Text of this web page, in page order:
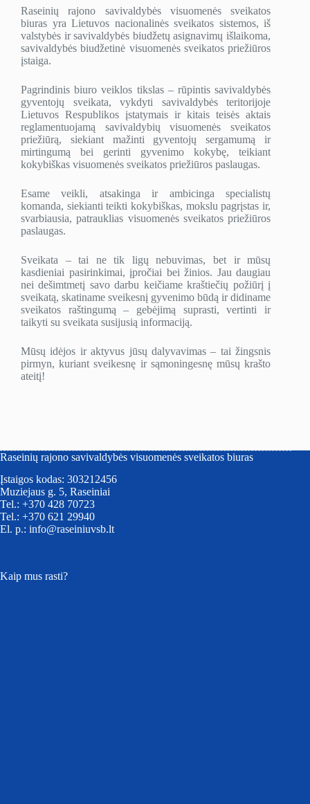
Raseinių rajono savivaldybės visuomenės sveikatos
biuras yra Lietuvos nacionalinės sveikatos sistemos, iš
valstybės ir savivaldybės biudžetų asignavimų išlaikoma,
savivaldybės biudžetinė visuomenės sveikatos priežiūros
įstaiga.
Pagrindinis biuro veiklos tikslas – rūpintis savivaldybės
gyventojų sveikata, vykdyti savivaldybės teritorijoje
Lietuvos Respublikos įstatymais ir kitais teisės aktais
reglamentuojamą savivaldybių visuomenės sveikatos
priežiūrą, siekiant mažinti gyventojų sergamumą ir
mirtingumą bei gerinti gyvenimo kokybę, teikiant
kokybiškas visuomenės sveikatos priežiūros paslaugas.
Esame veikli, atsakinga ir ambicinga specialistų
komanda, siekianti teikti kokybiškas, mokslu pagrįstas ir,
svarbiausia, patrauklias visuomenės sveikatos priežiūros
paslaugas.
Sveikata – tai ne tik ligų nebuvimas, bet ir mūsų
kasdieniai pasirinkimai, įpročiai bei žinios. Jau daugiau
nei dešimtmetį savo darbu keičiame kraštiečių požiūrį į
sveikatą, skatiname sveikesnį gyvenimo būdą ir didiname
sveikatos raštingumą – gebėjimą suprasti, vertinti ir
taikyti su sveikata susijusią informaciją.
Mūsų idėjos ir aktyvus jūsų dalyvavimas – tai žingsnis
pirmyn, kuriant sveikesnę ir sąmoningesnę mūsų krašto
ateitį!
Raseinių rajono savivaldybės visuomenės sveikatos biuras
Įstaigos kodas: 303212456
Muziejaus g. 5, Raseiniai
Tel.: +370 428 70723
Tel.: +370 621 29940
El. p.: info@raseiniuvsb.lt
Kaip mus rasti?